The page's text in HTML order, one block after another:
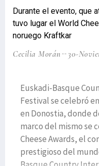
Durante el evento, que
tuvo lugar el World
noruego Kraftkar
Cecilia Morán 30-
Euskadi-Basque
Festival se celebró
en Donostia, donde
marco del mismo se
Cheese Awards, el
prestigioso del